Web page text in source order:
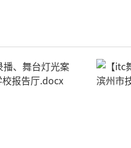
数字化会议设备
同声传译系列